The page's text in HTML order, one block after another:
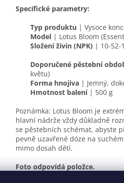
Specifické parametry:
Typ produktu | Vysoce
Model | Lotus Bloom
Složení živin (NPK) | 10-52-
Doporučené pěstební
květu)
Forma hnojiva | Jemný,
Hmotnost balení| 500 g
Poznámka: Lotus Bloom je
hlavní nádrže vždy důkladně
se pěstebních schémat, abyste
pevně uzavřené dóze na
mimo dosah dětí.
Foto odpovídá položce.